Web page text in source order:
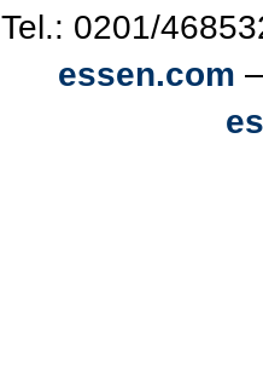
Tel.: 0201/
essen.com